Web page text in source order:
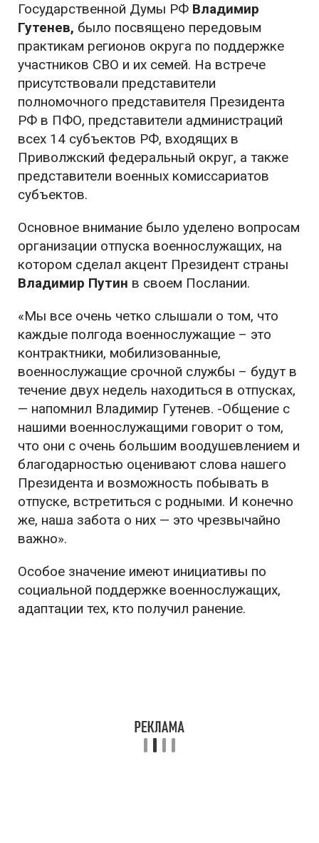
Государственной Думы РФ Владимир
Гутенев, было посвящено передовым
практикам регионов округа по поддержке
участников СВО и их семей. На встрече
присутствовали представители
полномочного представителя Президента
РФ в ПФО, представители администраций
всех 14 субъектов РФ, входящих в
Приволжский федеральный округ, а также
представители военных комиссариатов
субъектов.
Основное внимание было уделено вопросам
организации отпуска военнослужащих, на
котором сделал акцент Президент страны
Владимир Путин в своем Послании.
«Мы все очень четко слышали о том, что
каждые полгода военнослужащие – это
контрактники, мобилизованные,
военнослужащие срочной службы – будут в
течение двух недель находиться в отпусках,
— напомнил Владимир Гутенев. -Общение с
нашими военнослужащими говорит о том,
что они с очень большим воодушевлением и
благодарностью оценивают слова нашего
Президента и возможность побывать в
отпуске, встретиться с родными. И конечно
же, наша забота о них — это чрезвычайно
важно».
Особое значение имеют инициативы по
социальной поддержке военнослужащих,
адаптации тех, кто получил ранение.